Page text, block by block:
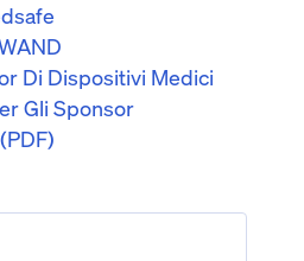
Di Dispositivi Medici
Gli Sponsor